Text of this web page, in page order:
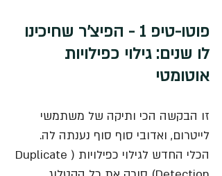
פוטו-טיפ 1 - הפיצ'ר שחיכינו
לו שנים: גילוי כפילויות
אוטומטי
זו הבקשה הכי ותיקה של משתמשי
לייטרום, ואדובי סוף סוף נענתה לה.
הכלי החדש לגילוי כפילויות (Duplicate